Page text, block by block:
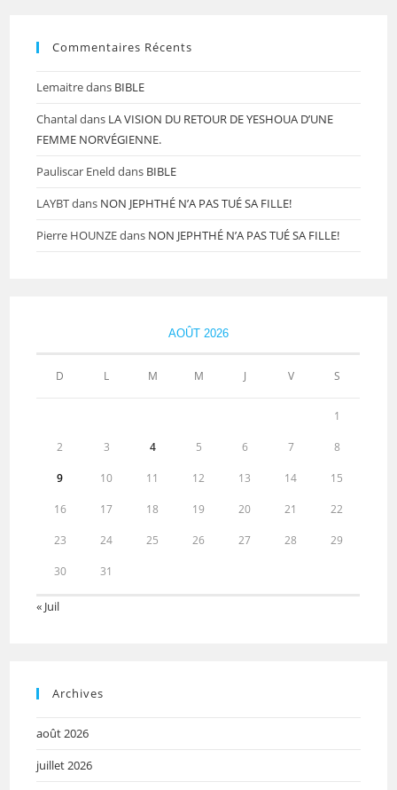
Commentaires Récents
Lemaitredans BIBLE
Chantaldans LA VISION DU RETOUR DE YESHOUA D’UNE
FEMME NORVÉGIENNE.
Pauliscar Eneld dans BIBLE
LAYBTdans NON JEPHTHÉ N’A PAS TUÉ SA FILLE!
Pierre HOUNZEdans NON JEPHTHÉ N’A PAS TUÉ SA FILLE!
AOÛT 2026
D L M M J V S
1
2 3 4 5 6 7 8
9 10 11 12 13 14 15
16 17 18 19 20 21 22
23 24 25 26 27 28 29
30 31
« Juil
Archives
août 2026
juillet 2026